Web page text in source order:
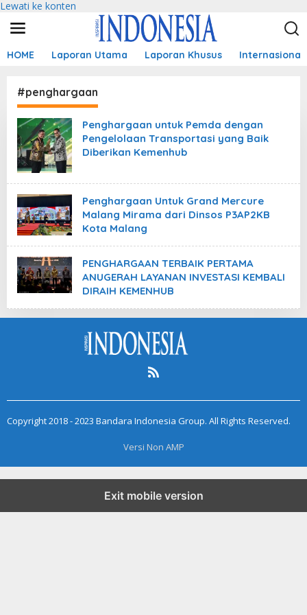
Lewati ke konten
HOME Laporan Utama Laporan Khusus Internasional
#penghargaan
Penghargaan untuk Pemda dengan
Pengelolaan Transportasi yang Baik
Diberikan Kemenhub
Penghargaan Untuk Grand Mercure
Malang Mirama dari Dinsos P3AP2KB
Kota Malang
PENGHARGAAN TERBAIK PERTAMA
ANUGERAH LAYANAN INVESTASI KEMBALI
DIRAIH KEMENHUB
Copyright 2018 - 2023 Bandara Indonesia Group. All Rights Reserved.
Versi Non AMP
Exit mobile version